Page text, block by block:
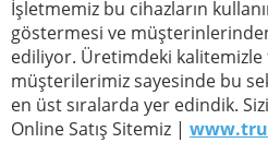
İşletmemiz bu cihazların
göstermesi ve
ediliyor. Üretimdeki kalitemizle
müşterilerimiz sayesinde bu
en üst sıralarda yer edindik.
Online Satış Sitemiz |